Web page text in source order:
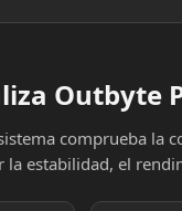
Outbyte
comprueba la
la estabilidad, el